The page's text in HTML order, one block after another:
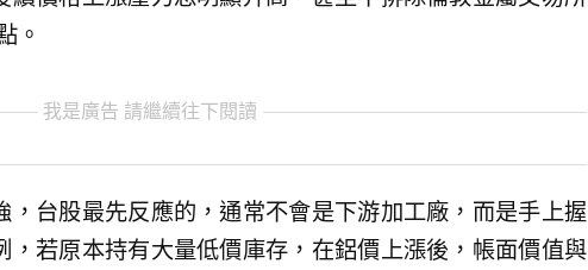
。
我是廣告 請繼續往下閱讀
，台股最先反應的，通常不會是下游加工廠，而是手上握
，若原本持有大量低價庫存，在鋁價上漲後，帳面價值與